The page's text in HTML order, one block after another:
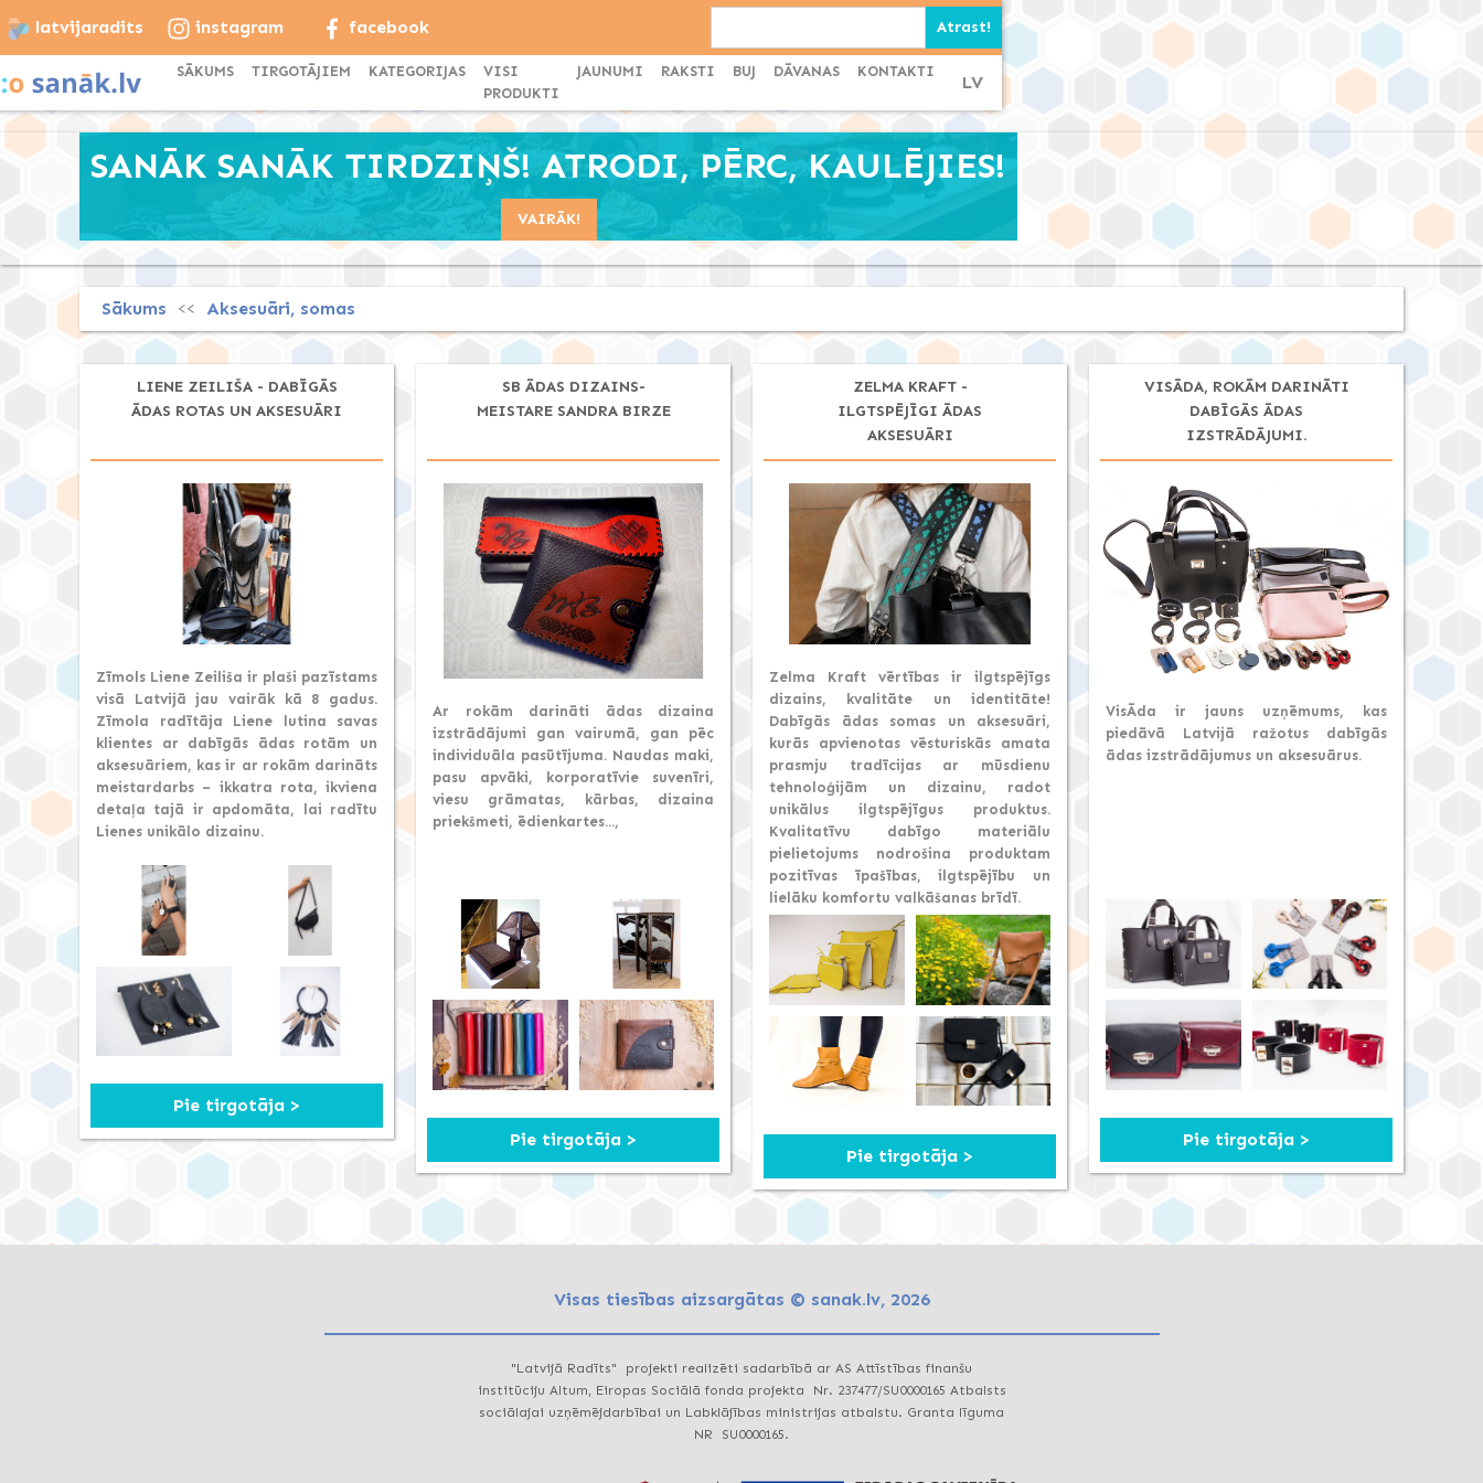
latvijaradits instagram facebook
SĀKUMS TIRGOTĀJIEM KATEGORIJAS
VISI
PRODUKTI
JAUNUMI RAKSTI BUJ DĀVANAS KONTAKTI
LV
SANĀK SANĀK TIRDZIŅŠ! ATRODI, PĒRC, KAULĒJIES!
VAIRĀK!
Sākums << Aksesuāri, somas
LIENE ZEILIŠA - DABĪGĀS
ĀDAS ROTAS UN AKSESUĀRI
Zīmols Liene Zeiliša ir plaši pazīstams
visā Latvijā jau vairāk kā 8 gadus.
Zīmola radītāja Liene lutina savas
klientes ar dabīgās ādas rotām un
aksesuāriem, kas ir ar rokām darināts
meistardarbs – ikkatra rota, ikviena
detaļa tajā ir apdomāta, lai radītu
Lienes unikālo dizainu.
Pie tirgotāja >
SB ĀDAS DIZAINS-
MEISTARE SANDRA BIRZE
Ar rokām darināti ādas dizaina
izstrādājumi gan vairumā, gan pēc
individuāla pasūtījuma. Naudas maki,
pasu apvāki, korporatīvie suvenīri,
viesu grāmatas, kārbas, dizaina
priekšmeti, ēdienkartes...,
Pie tirgotāja >
ZELMA KRAFT -
ILGTSPĒJĪGI ĀDAS
AKSESUĀRI
Zelma Kraft vērtības ir ilgtspējīgs
dizains, kvalitāte un identitāte!
Dabīgās ādas somas un aksesuāri,
kurās apvienotas vēsturiskās amata
prasmju tradīcijas ar mūsdienu
tehnoloģijām un dizainu, radot
unikālus ilgtspējīgus produktus.
Kvalitatīvu dabīgo materiālu
pielietojums nodrošina produktam
pozitīvas īpašības, ilgtspējību un
lielāku komfortu valkāšanas brīdī.
Pie tirgotāja >
VISĀDA, ROKĀM DARINĀTI
DABĪGĀS ĀDAS
IZSTRĀDĀJUMI.
VisĀda ir jauns uzņēmums, kas
piedāvā Latvijā ražotus dabīgās
ādas izstrādājumus un aksesuārus.
Pie tirgotāja >
Visas tiesības aizsargātas © sanak.lv, 2026
"Latvijā Radīts" projekti realizēti sadarbībā ar AS Attīstības finanšu
institūciju Altum, Eiropas Sociālā fonda projekta Nr. 237477/SU0000165 Atbalsts
sociālajai uzņēmējdarbībai un Labklājības ministrijas atbalstu. Granta līguma
NR SU0000165.